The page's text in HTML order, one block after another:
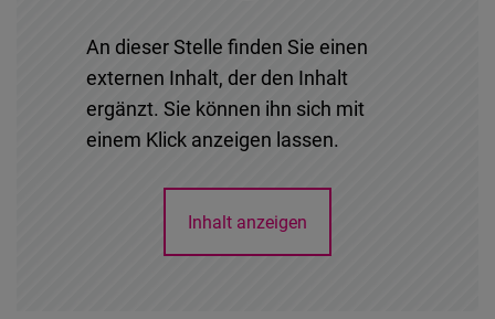
An dieser Stelle finden Sie einen
externen Inhalt, der den Inhalt
ergänzt. Sie können ihn sich mit
einem Klick anzeigen lassen.
Inhalt anzeigen